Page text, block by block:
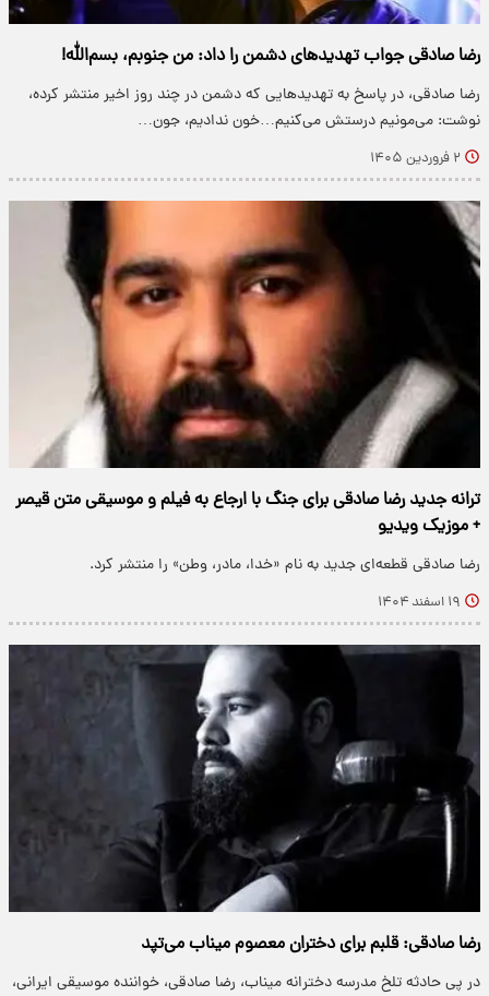
رضا صادقی جواب تهدیدهای دشمن را داد: من جنوبم، بسم‌الله!
رضا صادقی، در پاسخ به تهدیدهایی که دشمن در چند روز اخیر منتشر کرده،
نوشت: می‌مونیم درستش می‌کنیم…خون ندادیم، جون…
۲ فروردین ۱۴۰۵
ترانه جدید رضا صادقی برای جنگ با ارجاع به فیلم و موسیقی متن قیصر
+ موزیک ویدیو
رضا صادقی قطعه‌ای جدید به نام «خدا، مادر، وطن» را منتشر کرد.
۱۹ اسفند ۱۴۰۴
رضا صادقی: قلبم برای دختران معصوم میناب می‌تپد
در پی حادثه تلخ مدرسه دخترانه میناب، رضا صادقی، خواننده موسیقی ایرانی،